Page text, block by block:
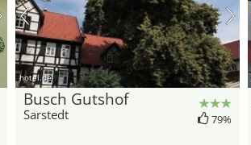
hotel.de
Busch Gutshof
Sarstedt 79%